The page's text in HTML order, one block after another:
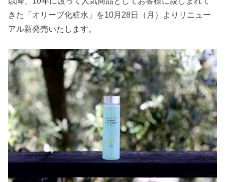
きた「オリーブ化粧水」を10月28日（月）よりリニュー
アル新発売いたします。